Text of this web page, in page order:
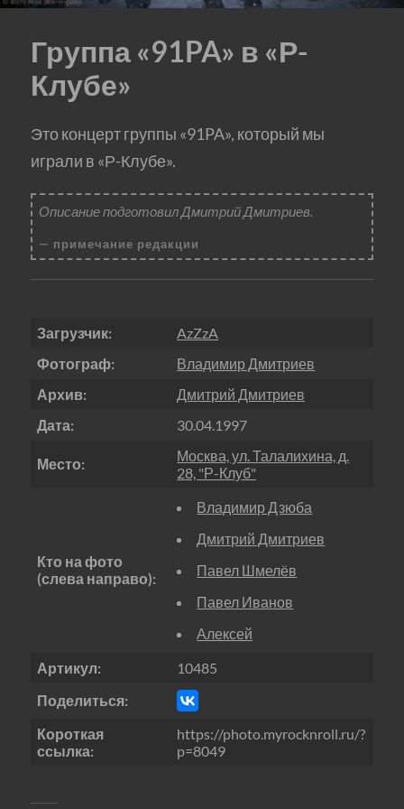
Группа «91PA» в «Р-
Клубе»
Это концерт группы «91PA», который мы
играли в «Р-Клубе».
Описание подготовил Дмитрий Дмитриев.
примечание редакции
Загрузчик:
AzZzA
Фотограф:
Владимир Дмитриев
Архив:
Дмитрий Дмитриев
Дата:
30.04.1997
Место:
Москва, ул. Талалихина, д.
28, "Р-Клуб"
Кто на фото
(слева направо):
Владимир Дзюба
Дмитрий Дмитриев
Павел Шмелёв
Павел Иванов
Алексей
Артикул:
10485
Поделиться:
Короткая
ссылка:
https://photo.myrocknroll.ru/?
p=8049